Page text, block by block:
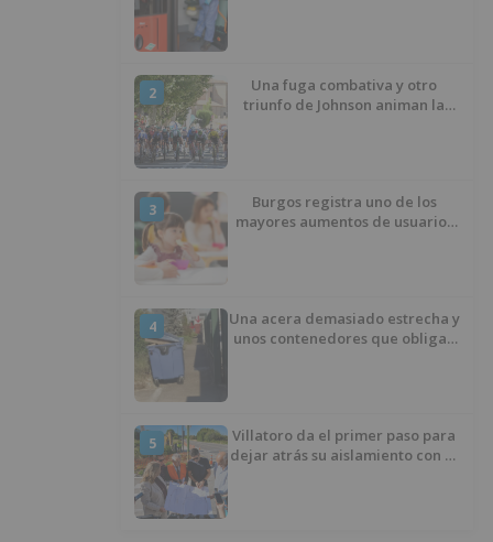
2
Una fuga combativa y otro
triunfo de Johnson animan la
3
Burgos registra uno de los
mayores aumentos de usuarios
4
Una acera demasiado estrecha y
unos contenedores que obligan
5
Villatoro da el primer paso para
dejar atrás su aislamiento con el